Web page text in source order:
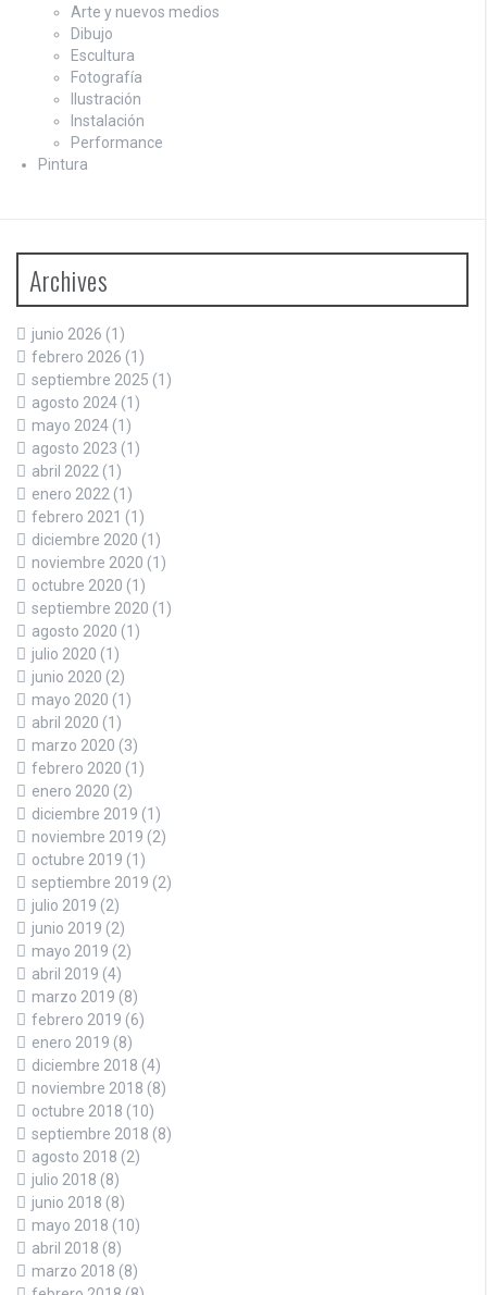
Arte y nuevos medios
Dibujo
Escultura
Fotografía
Ilustración
Instalación
Performance
Pintura
Archives
junio 2026 (1)
febrero 2026 (1)
septiembre 2025 (1)
agosto 2024 (1)
mayo 2024 (1)
agosto 2023 (1)
abril 2022 (1)
enero 2022 (1)
febrero 2021 (1)
diciembre 2020 (1)
noviembre 2020 (1)
octubre 2020 (1)
septiembre 2020 (1)
agosto 2020 (1)
julio 2020 (1)
junio 2020 (2)
mayo 2020 (1)
abril 2020 (1)
marzo 2020 (3)
febrero 2020 (1)
enero 2020 (2)
diciembre 2019 (1)
noviembre 2019 (2)
octubre 2019 (1)
septiembre 2019 (2)
julio 2019 (2)
junio 2019 (2)
mayo 2019 (2)
abril 2019 (4)
marzo 2019 (8)
febrero 2019 (6)
enero 2019 (8)
diciembre 2018 (4)
noviembre 2018 (8)
octubre 2018 (10)
septiembre 2018 (8)
agosto 2018 (2)
julio 2018 (8)
junio 2018 (8)
mayo 2018 (10)
abril 2018 (8)
marzo 2018 (8)